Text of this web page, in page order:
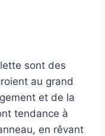
sont des
au grand
et de la
tendance à
en rêvant